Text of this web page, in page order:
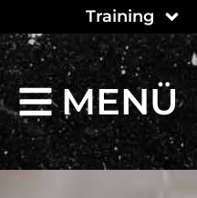
Training
MENÜ